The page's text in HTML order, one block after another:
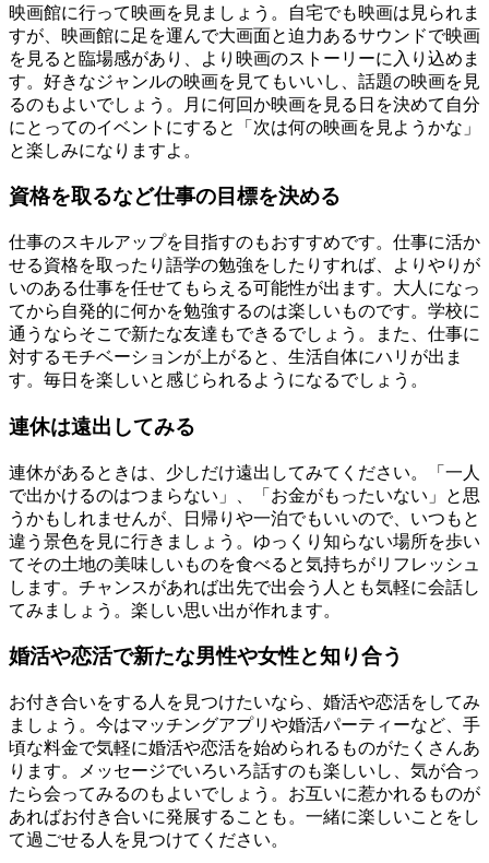
映画館に行って映画を見ましょう。自宅でも映画は見られま
すが、映画館に足を運んで大画面と迫力あるサウンドで映画
を見ると臨場感があり、より映画のストーリーに入り込めま
す。好きなジャンルの映画を見てもいいし、話題の映画を見
るのもよいでしょう。月に何回か映画を見る日を決めて自分
にとってのイベントにすると「次は何の映画を見ようかな」
と楽しみになりますよ。
資格を取るなど仕事の目標を決める
仕事のスキルアップを目指すのもおすすめです。仕事に活か
せる資格を取ったり語学の勉強をしたりすれば、よりやりが
いのある仕事を任せてもらえる可能性が出ます。大人になっ
てから自発的に何かを勉強するのは楽しいものです。学校に
通うならそこで新たな友達もできるでしょう。また、仕事に
対するモチベーションが上がると、生活自体にハリが出ま
す。毎日を楽しいと感じられるようになるでしょう。
連休は遠出してみる
連休があるときは、少しだけ遠出してみてください。「一人
で出かけるのはつまらない」、「お金がもったいない」と思
うかもしれませんが、日帰りや一泊でもいいので、いつもと
違う景色を見に行きましょう。ゆっくり知らない場所を歩い
てその土地の美味しいものを食べると気持ちがリフレッシュ
します。チャンスがあれば出先で出会う人とも気軽に会話し
てみましょう。楽しい思い出が作れます。
婚活や恋活で新たな男性や女性と知り合う
お付き合いをする人を見つけたいなら、婚活や恋活をしてみ
ましょう。今はマッチングアプリや婚活パーティーなど、手
頃な料金で気軽に婚活や恋活を始められるものがたくさんあ
ります。メッセージでいろいろ話すのも楽しいし、気が合っ
たら会ってみるのもよいでしょう。お互いに惹かれるものが
あればお付き合いに発展することも。一緒に楽しいことをし
て過ごせる人を見つけてください。